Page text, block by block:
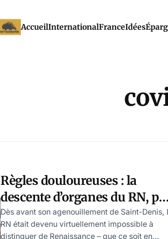
AccueilInternationalFranceIdées
Règles douloureuses : la
descente d’organes du RN,
Modeste Schwartz
Dès avant son agenouillement de Saint-Denis,
RN était devenu virtuellement impossible à
distinguer de Renaissance – que ce soit en